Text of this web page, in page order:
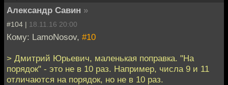
Александр Савин »
#104 | 18.11.16 20:00
Кому: LamoNosov, #10
> Дмитрий Юрьевич, маленькая поправка. "На
порядок" - это не в 10 раз. Например, числа 9 и 11
отличаются на порядок, но не в 10 раз.